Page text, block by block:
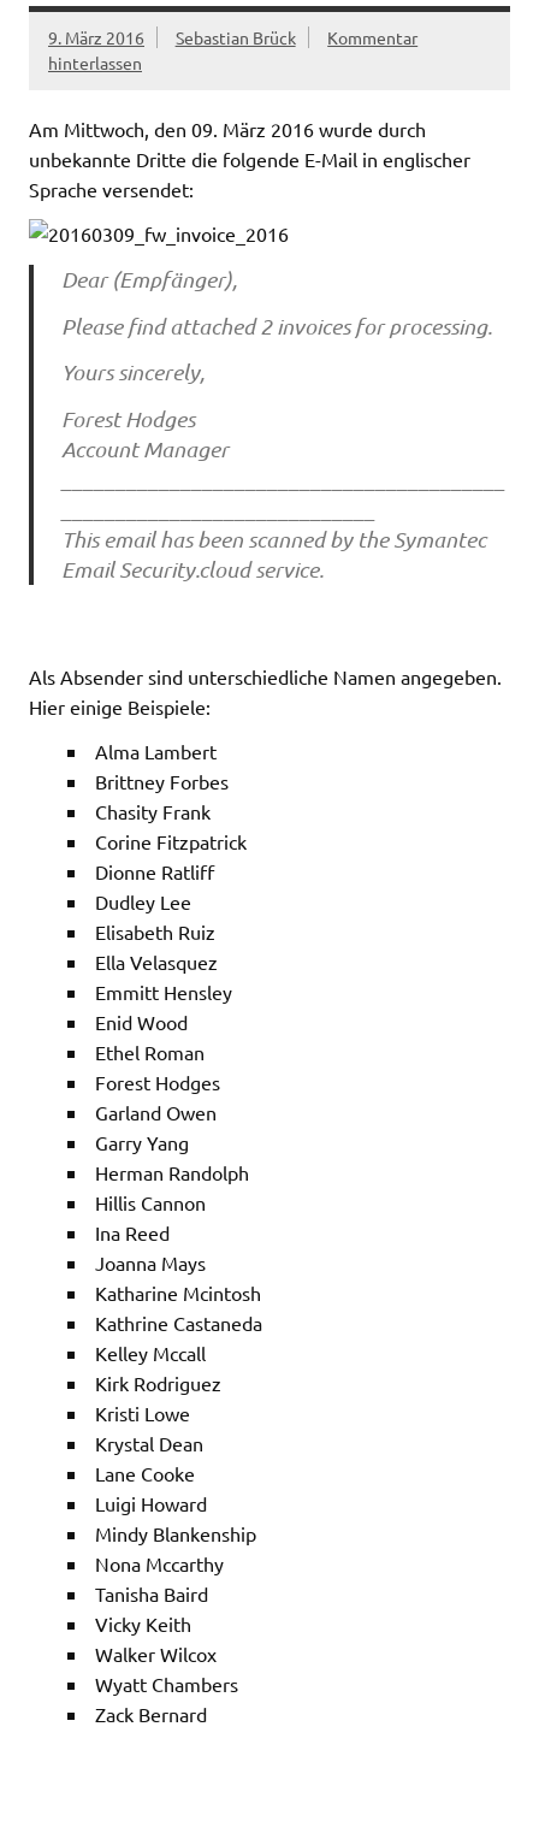
9. März 2016 Sebastian Brück
Kommentar
hinterlassen
Am Mittwoch, den 09. März 2016 wurde durch
unbekannte Dritte die folgende E-Mail in englischer
Sprache versendet:
Dear (Empfänger),
Please find attached 2 invoices for processing.
Yours sincerely,
Forest Hodges
Account Manager
This email has been scanned by the Symantec
Email Security.cloud service.
Als Absender sind unterschiedliche Namen angegeben.
Hier einige Beispiele:
Alma Lambert
Brittney Forbes
Chasity Frank
Corine Fitzpatrick
Dionne Ratliff
Dudley Lee
Elisabeth Ruiz
Ella Velasquez
Emmitt Hensley
Enid Wood
Ethel Roman
Forest Hodges
Garland Owen
Garry Yang
Herman Randolph
Hillis Cannon
Ina Reed
Joanna Mays
Katharine Mcintosh
Kathrine Castaneda
Kelley Mccall
Kirk Rodriguez
Kristi Lowe
Krystal Dean
Lane Cooke
Luigi Howard
Mindy Blankenship
Nona Mccarthy
Tanisha Baird
Vicky Keith
Walker Wilcox
Wyatt Chambers
Zack Bernard